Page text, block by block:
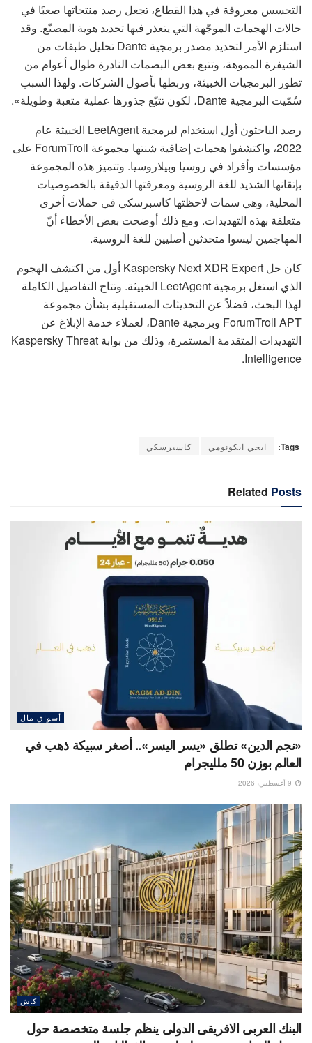
التجسس معروفة في هذا القطاع، تجعل رصد منتجاتها صعبًا في
حالات الهجمات الموجّهة التي يتعذر فيها تحديد هوية المصنّع. وقد
استلزم الأمر لتحديد مصدر برمجية Dante تحليل طبقات من
الشيفرة المموهة، وتتبع بعض البصمات النادرة طوال أعوام من
تطور البرمجيات الخبيثة، وربطها بأصول الشركات. ولهذا السبب
سُمّيت البرمجية Dante، لكون تتبّع جذورها عملية متعبة وطويلة».
رصد الباحثون أول استخدام لبرمجية LeetAgent الخبيثة عام
2022، واكتشفوا هجمات إضافية شنتها مجموعة ForumTroll على
مؤسسات وأفراد في روسيا وبيلاروسيا. وتتميز هذه المجموعة
بإتقانها الشديد للغة الروسية ومعرفتها الدقيقة بالخصوصيات
المحلية، وهي سمات لاحظتها كاسبرسكي في حملات أخرى
متعلقة بهذه التهديدات. ومع ذلك أوضحت بعض الأخطاء أنّ
المهاجمين ليسوا متحدثين أصليين للغة الروسية.
كان حل Kaspersky Next XDR Expert أول من اكتشف الهجوم
الذي استغل برمجية LeetAgent الخبيثة. وتتاح التفاصيل الكاملة
لهذا البحث، فضلاً عن التحديثات المستقبلية بشأن مجموعة
ForumTroll APT وبرمجية Dante، لعملاء خدمة الإبلاغ عن
التهديدات المتقدمة المستمرة، وذلك من بوابة Kaspersky Threat
Intelligence.
Tags: ايجي ايكونومي كاسبرسكي
Related Posts
أسواق مال
«نجم الدين» تطلق «يسر اليسر».. أصغر سبيكة ذهب في
العالم بوزن 50 ملليجرام
كاش
البنك العربى الافريقى الدولى ينظم جلسة متخصصة حول